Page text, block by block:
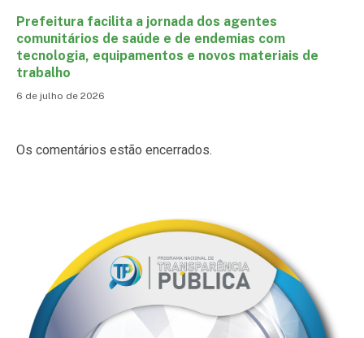
Prefeitura facilita a jornada dos agentes
comunitários de saúde e de endemias com
tecnologia, equipamentos e novos materiais de
trabalho
6 de julho de 2026
Os comentários estão encerrados.